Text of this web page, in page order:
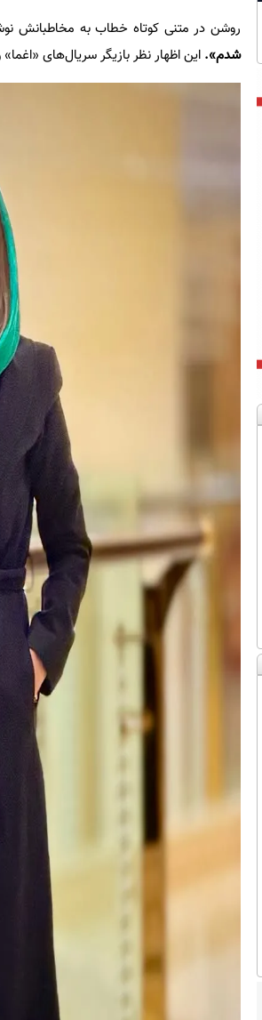
روشن در متنی کوتاه خطاب به مخاطبانش
شدم». این اظهار نظر بازیگر سریال‌های